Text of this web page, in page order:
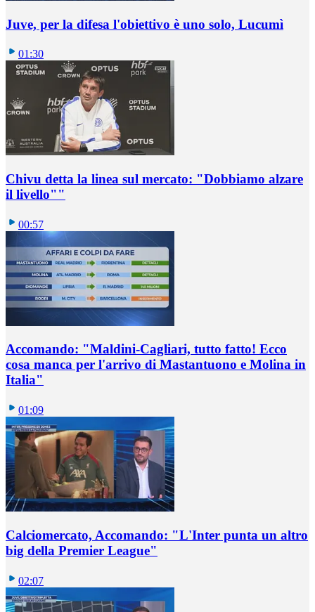
Juve, per la difesa l'obiettivo è uno solo, Lucumì
01:30
Chivu detta la linea sul mercato: "Dobbiamo alzare
il livello""
00:57
Accomando: "Maldini-Cagliari, tutto fatto! Ecco
cosa manca per l'arrivo di Mastantuono e Molina in
Italia"
01:09
Calciomercato, Accomando: "L'Inter punta un altro
big della Premier League"
02:07